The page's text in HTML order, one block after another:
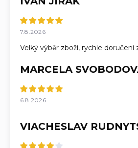
7.8.2026
Velký výběr zboží, rychle doručení
MARCELA
6.8.2026
VIACHESLAV